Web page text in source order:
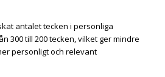
antalet tecken i personliga
300 till 200 tecken, vilket ger mindre
personligt och relevant